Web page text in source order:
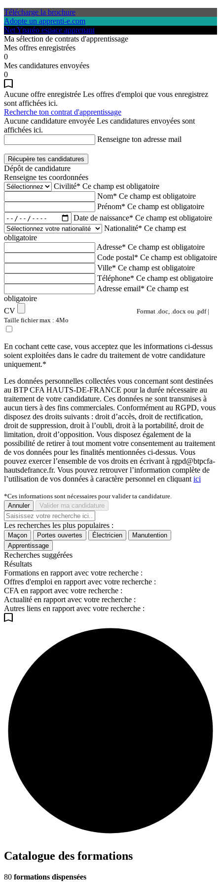
Télécharge la brochure
Adopte un apprenti-e.com
Net Yparéo espace apprenant
Ma sélection de contrats d'apprentissage
Mes offres enregistrées
0
Mes candidatures envoyées
0
Aucune offre enregistrée Les offres d'emploi que vous enregistrez
sont affichées ici.
Recherche ton contrat d'apprentissage
Aucune candidature envoyée Les candidatures envoyées sont
affichées ici.
Renseigne ton adresse mail
Récupère tes candidatures
Dépôt de candidature
Renseigne tes coordonnées
Civilité* Ce champ est obligatoire
Nom* Ce champ est obligatoire
Prénom* Ce champ est obligatoire
Date de naissance* Ce champ est obligatoire
Nationalité* Ce champ est
obligatoire
Adresse* Ce champ est obligatoire
Code postal* Ce champ est obligatoire
Ville* Ce champ est obligatoire
Téléphone* Ce champ est obligatoire
Adresse email* Ce champ est
obligatoire
CV
Format .doc, .docx ou .pdf |
Taille fichier max : 4Mo
En cochant cette case, vous acceptez que les informations ci-dessus
soient exploitées dans le cadre du traitement de votre candidature
uniquement.*
Les données personnelles collectées vous concernant sont destinées
au BTP CFA HAUTS-DE-FRANCE pour la durée nécessaire au
traitement de votre candidature. Ces données ne sont transmises à
aucun tiers à des fins commerciales. Conformément au RGPD, vous
disposez des droits suivants : droit d’accès, droit de rectification,
droit de suppression, droit à l’oubli, droit à la portabilité, droit de
limitation, droit d’opposition. Vous disposez également de la
possibilité de retirer à tout moment votre consentement au traitement
de vos données pour les finalités mentionnées ci-dessus. Vous
pouvez exercer l’ensemble de vos droits en écrivant à rgpd@btpcfa-
hautsdefrance.fr. Vous pouvez retrouver l’information complète de
l’utilisation de vos données à caractère personnel en cliquant ici
*Ces informations sont nécessaires pour valider ta candidature.
Annuler
Valider ma candidature
Les recherches les plus populaires :
Maçon Portes ouvertes Électricien
Manutention
Apprentissage
Recherches suggérées
Résultats
Formations en rapport avec votre recherche :
Offres d'emploi en rapport avec votre recherche :
CFA en rapport avec votre recherche :
Actualité en rapport avec votre recherche :
Autres liens en rapport avec votre recherche :
Catalogue des formations
80 formations dispensées